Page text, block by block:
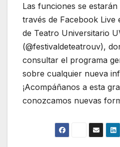
Las funciones se
través de Facebook Live
de Teatro Universitario
(@festivaldeteatrouv),
consultar el programa
sobre cualquier nueva
¡Acompáñanos a esta
conozcamos nuevas